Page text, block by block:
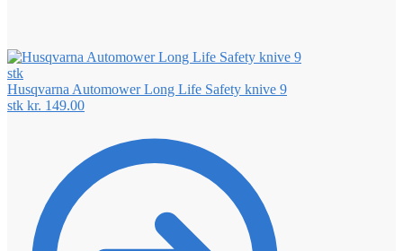
Husqvarna Automower Long Life Safety knive 9
stk kr. 149.00